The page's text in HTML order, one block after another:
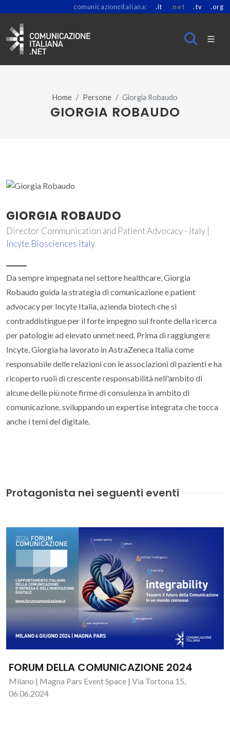
comunicazioneitaliana: .it .net .tv .org
Home Persone Giorgia Robaudo
GIORGIA ROBAUDO
GIORGIA ROBAUDO
Director Communication and Patient Advocacy - Italy |
Incyte Biosciences Italy
Da sempre impegnata nel settore healthcare, Giorgia
Robaudo guida la strategia di comunicazione e patient
advocacy per Incyte Italia, azienda biotech che si
contraddistingue per il forte impegno sul fronte della ricerca
per patologie ad elevato unmet need. Prima di raggiungere
Incyte, Giorgia ha lavorato in AstraZeneca Italia come
responsabile delle relazioni con le associazioni di pazienti e ha
ricoperto ruoli di crescente responsabilità nell'ambito di
alcune delle più note firme di consulenza in ambito di
comunicazione, sviluppando un expertise integrata che tocca
anche i temi del digitale.
Protagonista nei seguenti eventi
FORUM DELLA COMUNICAZIONE 2024
Milano | Magna Pars Event Space | Via Tortona 15,
06.06.2024